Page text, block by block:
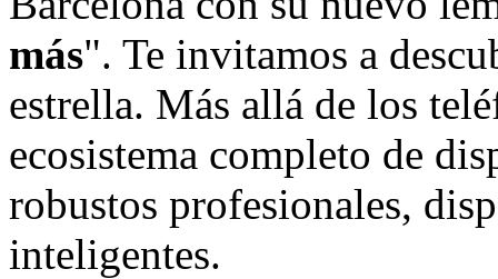
más". Te invitamos a
estrella. Más allá de los
ecosistema completo de
robustos profesionales,
inteligentes.